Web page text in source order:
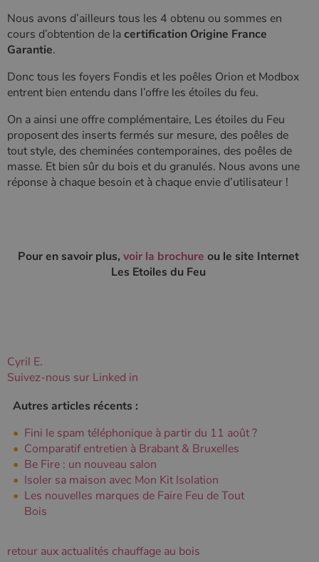
Nous avons d’ailleurs tous les 4 obtenu ou sommes en
cours d’obtention de lacertification Origine France
Garantie.
Donc tous les foyers Fondis et les poêles Orion et Modbox
entrent bien entendu dans l’offre les étoiles du feu.
On a ainsi une offre complémentaire, Les étoiles du Feu
proposent des inserts fermés sur mesure, des poêles de
tout style, des cheminées contemporaines, des poêles de
masse. Et bien sûr du bois et du granulés. Nous avons une
réponse à chaque besoin et à chaque envie d’utilisateur !
Pour en savoir plus, voir la brochure ou le site Internet
Les Etoiles du Feu
Cyril E.
Suivez-nous sur Linked in
Autres articles récents :
Fini le spam téléphonique à partir du 11 août ?
Comparatif entretien à Brabant & Bruxelles
Be Fire : un nouveau salon
Isoler sa maison avec Mon Kit Isolation
Les nouvelles marques de Faire Feu de Tout
Bois
retour aux actualités chauffage au bois